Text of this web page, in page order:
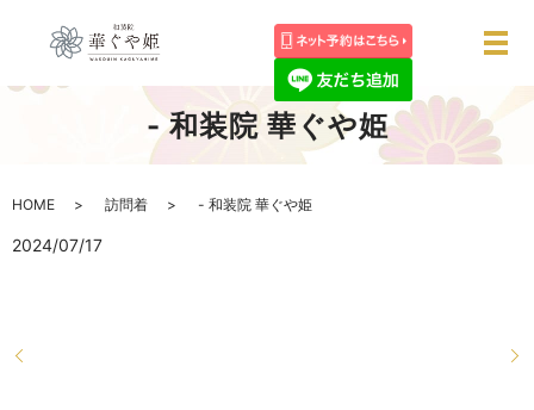
メ
- 和装院 華ぐや姫
HOME 訪問着 - 和装院 華ぐや姫
2024/07/17